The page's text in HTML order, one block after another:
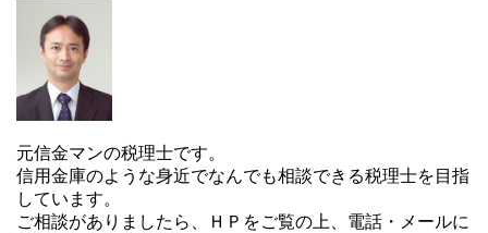
元信金マンの税理士です。
信用金庫のような身近でなんでも相談できる税理士を目指
しています。
ご相談がありましたら、ＨＰをご覧の上、電話・メールに